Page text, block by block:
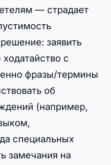
— страдает
заявить
с
фразы/термины
об
(например,
специальных
замечания на